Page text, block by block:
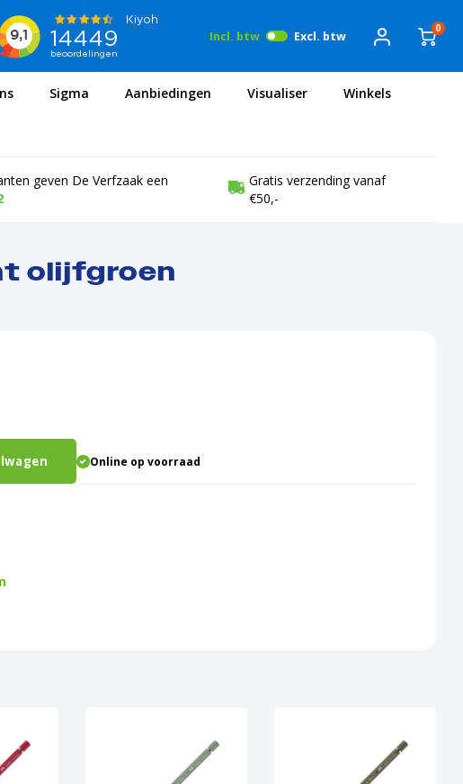
Incl. btw Excl. btw
0
Aanbiedingen Winkels
Sigma Visualiser
geven De Verfzaak een
Gratis verzending vanaf
€50,-
olijfgroen
Online op voorraad